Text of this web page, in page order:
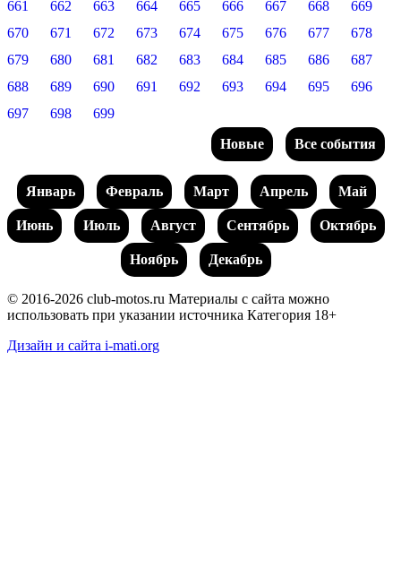
661
662 663 664 665 666 667 668
669
670
671 672 673 674 675 676 677
678
679
680 681 682 683 684 685 686
687
688
689 690 691 692 693 694 695
696
697
698
699
Новые
Все события
Январь Февраль Март Апрель Май
Июнь Июль Август Сентябрь Октябрь
Ноябрь Декабрь
© 2016-2026 club-motos.ru Материалы с сайта можно
использовать при указании источника Категория 18+
Дизайн и сайта i-mati.org